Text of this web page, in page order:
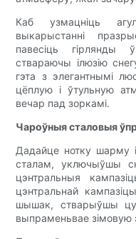
Каб узмацніць
выкарыстанні
павесіць
ствараючы ілюзію
гэта з элегантнымі
цёплую і ўтульную
вечар пад зоркамі.
Чароўныя сталовыя
Дадайце нотку шарму
сталам, уключыўшы
цэнтральныя
цэнтральнай
шышак, стварыўшы
выпраменьвае зімовую